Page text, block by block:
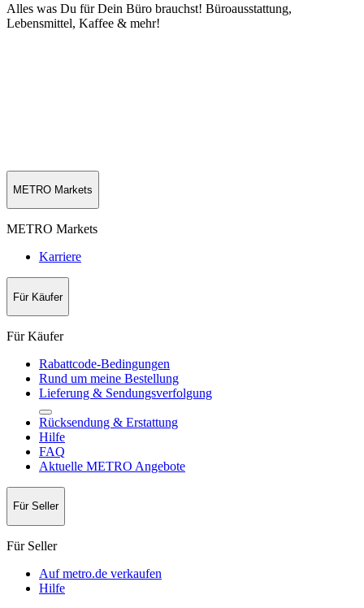
Alles was Du für Dein Büro brauchst! Büroausstattung,
Lebensmittel, Kaffee & mehr!
METRO Markets
METRO Markets
Karriere
Für Käufer
Für Käufer
Rabattcode-Bedingungen
Rund um meine Bestellung
Lieferung & Sendungsverfolgung
Rücksendung & Erstattung
Hilfe
FAQ
Aktuelle METRO Angebote
Für Seller
Für Seller
Auf metro.de verkaufen
Hilfe